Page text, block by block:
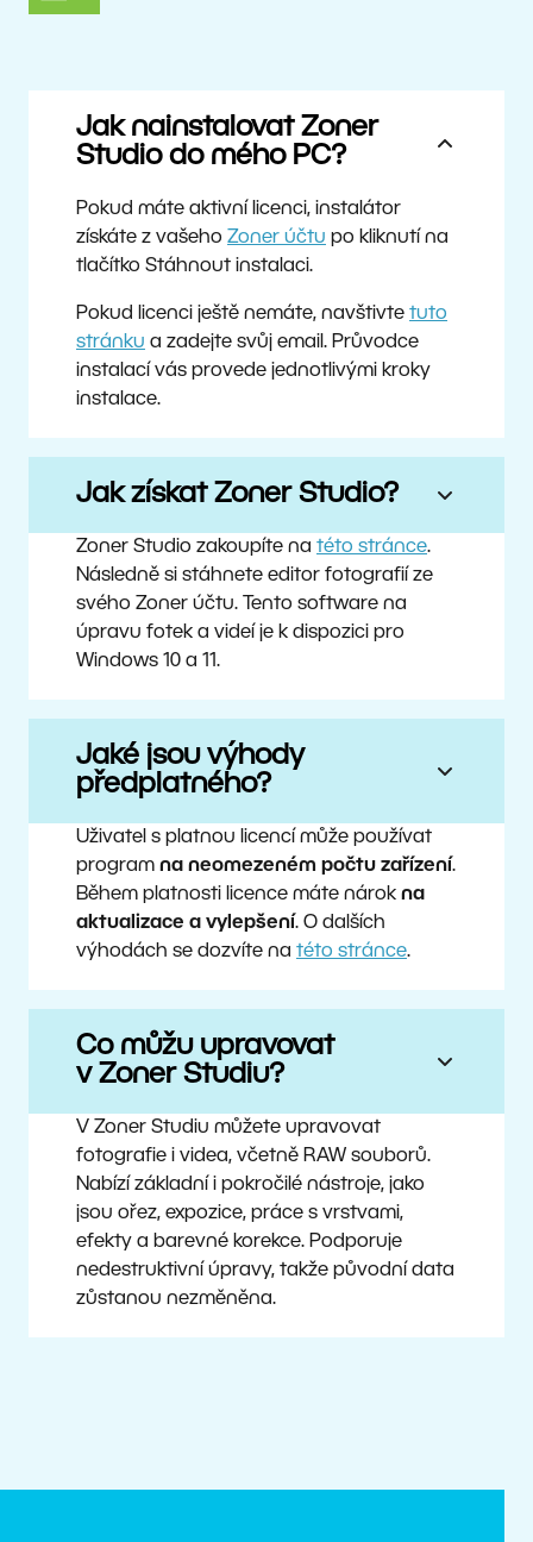
Jak nainstalovat Zoner
Studio do mého PC?
Pokud máte aktivní licenci, instalátor
získáte z vašeho Zoner účtu po kliknutí na
tlačítko Stáhnout instalaci.
Pokud licenci ještě nemáte, navštivte tuto
stránku a zadejte svůj email. Průvodce
instalací vás provede jednotlivými kroky
instalace.
Jak získat Zoner Studio?
Zoner Studio zakoupíte na této stránce.
Následně si stáhnete editor fotografií ze
svého Zoner účtu. Tento software na
úpravu fotek a videí je k dispozici pro
Windows 10 a 11.
Jaké jsou výhody
předplatného?
Uživatel s platnou licencí může používat
program na neomezeném počtu zařízení .
Během platnosti licence máte nárok na
aktualizace a vylepšení . O dalších
výhodách se dozvíte na této stránce.
Co můžu upravovat
v Zoner Studiu?
V Zoner Studiu můžete upravovat
fotografie i videa, včetně RAW souborů.
Nabízí základní i pokročilé nástroje, jako
jsou ořez, expozice, práce s vrstvami,
efekty a barevné korekce. Podporuje
nedestruktivní úpravy, takže původní data
zůstanou nezměněna.